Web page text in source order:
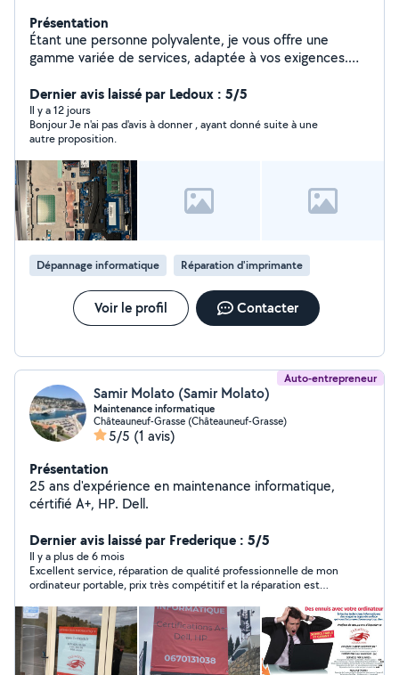
Présentation
Étant une personne polyvalente, je vous offre une
gamme variée de services, adaptée à vos exigences.
assistance, du soutien scolaire, une livraison, une
réparation, du jardinage ou de l'entretien piscine, je
saurai faire preuve de rigueur et de sérieux pour vous
aider et vous simplifier le quotidien. N'hésitez pas à me
contacter, je serai ravi de pouvoir vous apporter mon
aide. À bientôt. Kamil.
Dernier avis laissé par Ledoux : 5/5
Il y a 12 jours
Bonjour Je n'ai pas d'avis à donner , ayant donné suite à une
autre proposition.
Dépannage informatique Réparation d'imprimante
Voir le profil Contacter
Auto-entrepreneur
Samir Molato (Samir Molato)
Maintenance informatique
Châteauneuf-Grasse (Châteauneuf-Grasse)
5/5 (1 avis)
Présentation
25 ans d'expérience en maintenance informatique,
cértifié A+, HP. Dell.
Dernier avis laissé par Frederique : 5/5
Il y a plus de 6 mois
Excellent service, réparation de qualité professionnelle de mon
ordinateur portable, prix très compétitif et la réparation est